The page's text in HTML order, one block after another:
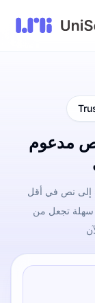
مدعوم
إلى نص في أقل
سهلة تجعل من